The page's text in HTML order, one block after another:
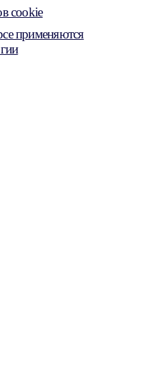
cookie
применяются